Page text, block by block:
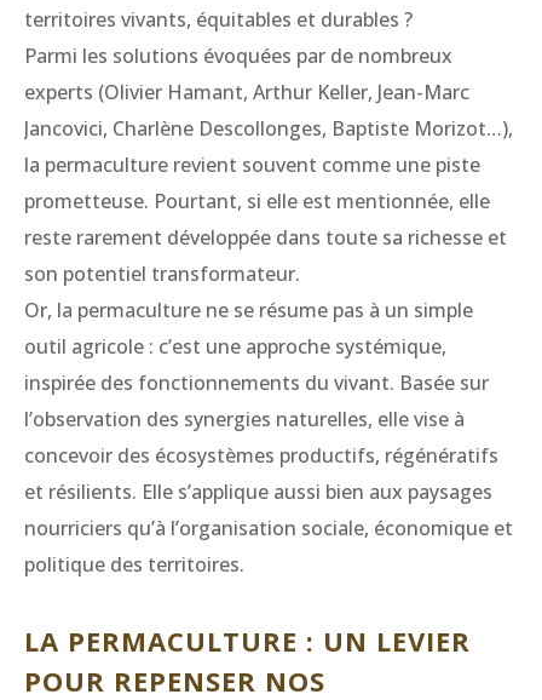
territoires vivants, équitables et durables ?
Parmi les solutions évoquées par de nombreux
experts (Olivier Hamant, Arthur Keller, Jean-Marc
Jancovici, Charlène Descollonges, Baptiste Morizot…),
la permaculture revient souvent comme une piste
prometteuse. Pourtant, si elle est mentionnée, elle
reste rarement développée dans toute sa richesse et
son potentiel transformateur.
Or, la permaculture ne se résume pas à un simple
outil agricole : c’est une approche systémique,
inspirée des fonctionnements du vivant. Basée sur
l’observation des synergies naturelles, elle vise à
concevoir des écosystèmes productifs, régénératifs
et résilients. Elle s’applique aussi bien aux paysages
nourriciers qu’à l’organisation sociale, économique et
politique des territoires.
LA PERMACULTURE : UN LEVIER
POUR REPENSER NOS